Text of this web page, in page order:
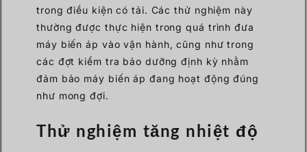
trong điều kiện có tải. Các thử nghiệm này
thường được thực hiện trong quá trình đưa
máy biến áp vào vận hành, cũng như trong
các đợt kiểm tra bảo dưỡng định kỳ nhằm
đảm bảo máy biến áp đang hoạt động đúng
như mong đợi.
Thử nghiệm tăng nhiệt độ